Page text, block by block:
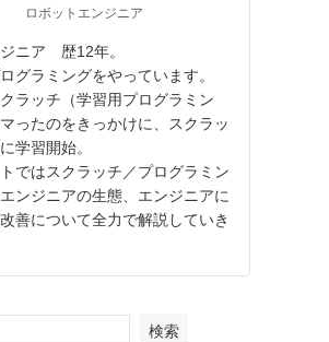
ロボットエンジニア
ニア 歴12年。
グラミングをやっています。
ラッチ（学習用プログラミン
ったのをきっかけに、スクラッ
学習開始。
ではスクラッチ／プログラミン
ンジニアの生態、エンジニアに
善について全力で解説していき
検索